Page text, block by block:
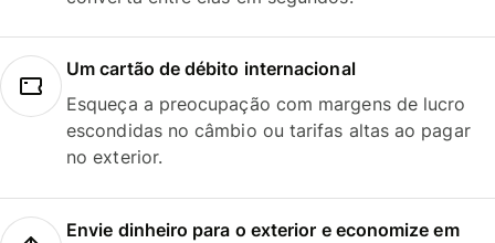
Um cartão de débito internacional
Esqueça a preocupação com margens de lucro
escondidas no câmbio ou tarifas altas ao pagar
no exterior.
Envie dinheiro para o exterior e economize em